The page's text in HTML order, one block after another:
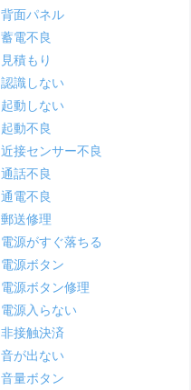
背面パネル
蓄電不良
見積もり
認識しない
起動しない
起動不良
近接センサー不良
通話不良
通電不良
郵送修理
電源がすぐ落ちる
電源ボタン
電源ボタン修理
電源入らない
非接触決済
音が出ない
音量ボタン